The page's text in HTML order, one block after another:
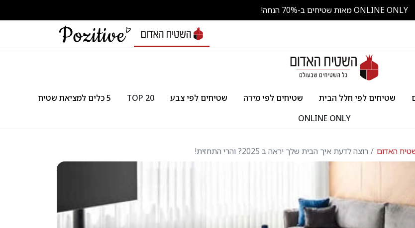
ONLINE ONLY מאות שטיחים ב-70% הנחה!
שטיחים לפי חלל הבית שטיחים לפי מידה שטיחים לפי צבע TOP 20
5 כלים למציאת שטיח
ONLINE ONLY
האדום רוצה לדעת איך הבית שלך יראה ב 2025? והרי התחזית!